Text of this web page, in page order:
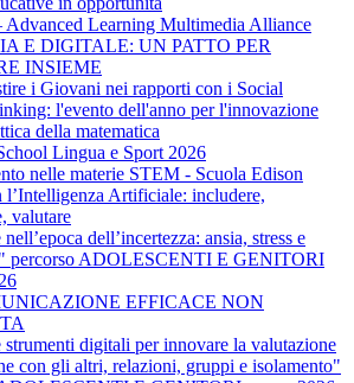
Learning Multimedia Alliance
E DIGITALE: UN PATTO PER
INSIEME
i Giovani nei rapporti con i Social
l'evento dell'anno per l'innovazione
della matematica
Lingua e Sport 2026
nelle materie STEM - Scuola Edison
l’Intelligenza Artificiale: includere,
valutare
dell’incertezza: ansia, stress e
percorso ADOLESCENTI E GENITORI
EFFICACE NON
strumenti digitali per innovare la valutazione
con gli altri, relazioni, gruppi e isolamento"